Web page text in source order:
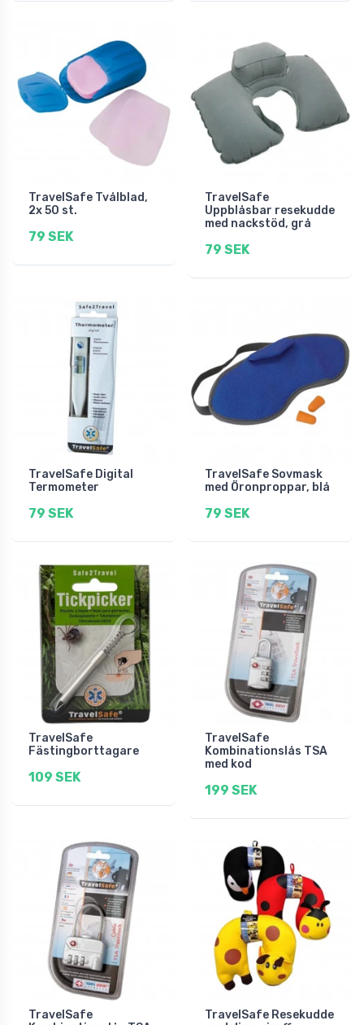
TravelSafe Tvålblad,
2x 50 st.
79 SEK
TravelSafe
Uppblåsbar resekudde
med nackstöd, grå
79 SEK
TravelSafe Digital
Termometer
79 SEK
TravelSafe Sovmask
med Öronproppar, blå
79 SEK
TravelSafe
Fästingborttagare
109 SEK
TravelSafe
Kombinationslås TSA
med kod
199 SEK
TravelSafe
TravelSafe Resekudde